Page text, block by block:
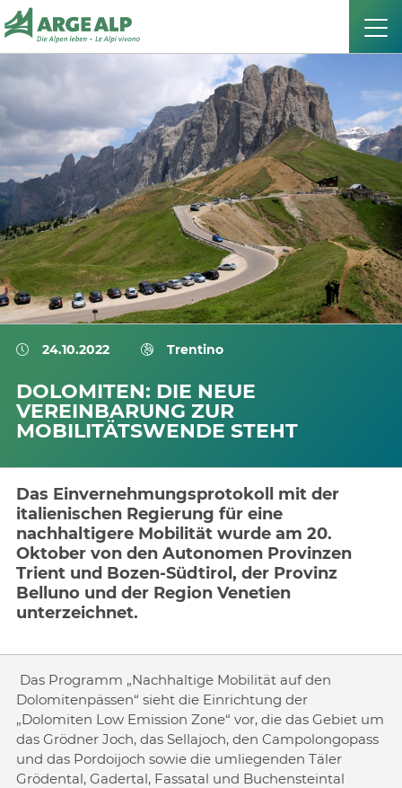
24.10.2022 Trentino
DOLOMITEN: DIE NEUE
VEREINBARUNG ZUR
MOBILITÄTSWENDE STEHT
Das Einvernehmungsprotokoll mit der
italienischen Regierung für eine
nachhaltigere Mobilität wurde am 20.
Oktober von den Autonomen Provinzen
Trient und Bozen-Südtirol, der Provinz
Belluno und der Region Venetien
unterzeichnet.
Das Programm „Nachhaltige Mobilität auf den
Dolomitenpässen“ sieht die Einrichtung der
„Dolomiten Low Emission Zone“ vor, die das Gebiet um
das Grödner Joch, das Sellajoch, den Campolongopass
und das Pordoijoch sowie die umliegenden Täler
Grödental, Gadertal, Fassatal und Buchensteintal